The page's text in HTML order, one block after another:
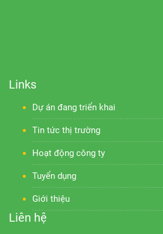
Links
Dự án đang triển khai
Tin tức thị trường
Hoạt động công ty
Tuyển dụng
Giới thiệu
Liên hệ